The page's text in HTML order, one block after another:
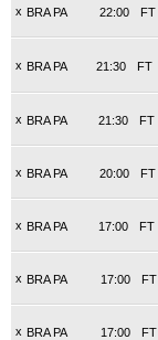
x BRA PA FT
22:00
x BRA PA FT
21:30
x BRA PA FT
21:30
x BRA PA FT
20:00
x BRA PA FT
17:00
x BRA PA FT
17:00
x BRA PA FT
17:00